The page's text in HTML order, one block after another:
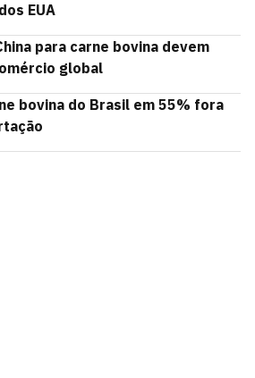
EUA
para carne bovina devem
global
bovina do Brasil em 55% fora